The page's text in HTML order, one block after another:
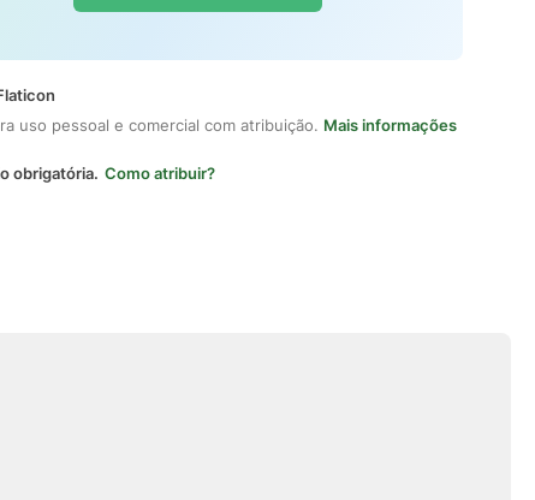
uso pessoal e comercial com atribuição. Mais informações
obrigatória. Como atribuir?